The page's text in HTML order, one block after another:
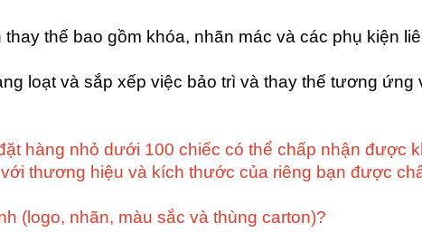
thế bao gồm khóa, nhãn mác và các phụ kiện
loạt và sắp xếp việc bảo trì và thay thế tương
hàng nhỏ dưới 100 chiếc có thể chấp nhận được
thương hiệu và kích thước của riêng bạn được
(logo, nhãn, màu sắc và thùng carton)?